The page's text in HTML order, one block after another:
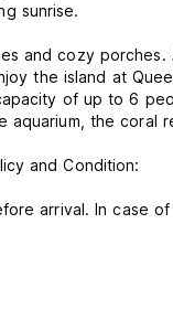
sunrise.
and cozy
the island at
of up to 6
aquarium, the coral
and Condition:
arrival. In case